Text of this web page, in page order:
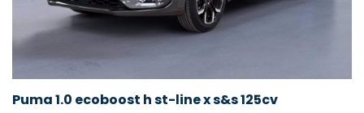
Puma 1.0 ecoboost h st-line x s&s 125cv